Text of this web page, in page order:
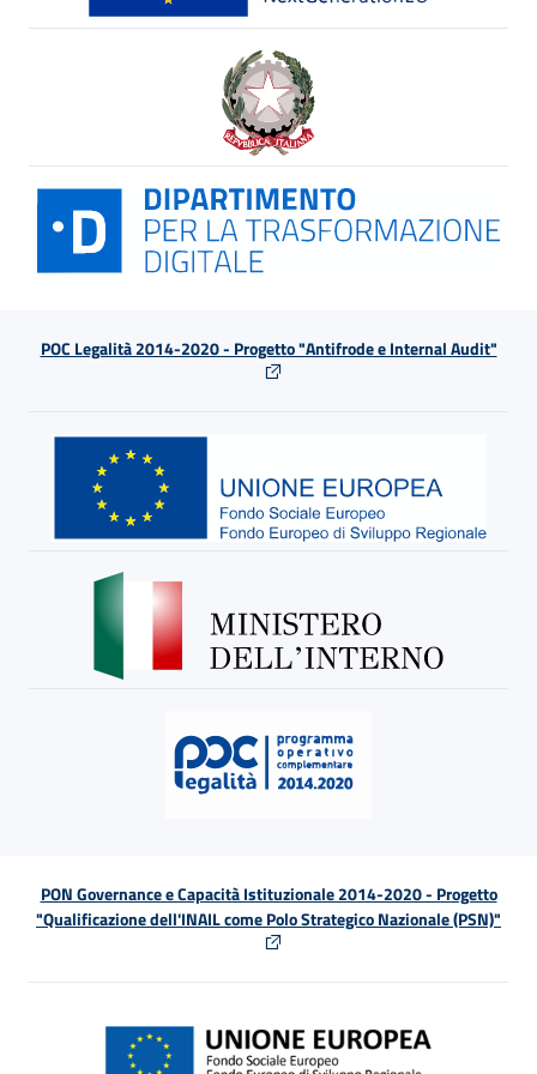
POC Legalità 2014-2020 - Progetto "Antifrode e Internal Audit"
PON Governance e Capacità Istituzionale 2014-2020 - Progetto
"Qualificazione dell'INAIL come Polo Strategico Nazionale (PSN)"